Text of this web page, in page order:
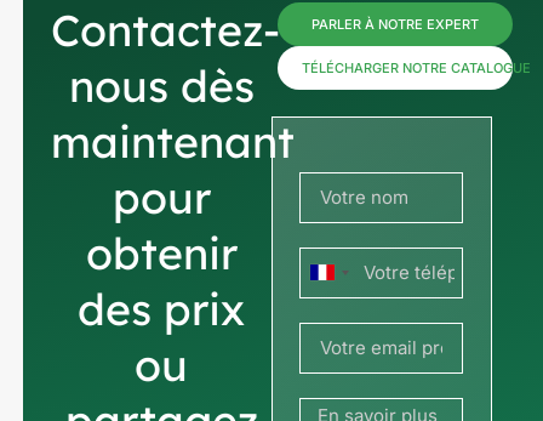
Contactez-
nous dès
maintenant
pour
obtenir
des prix
ou
PARLER À NOTRE EXPERT
TÉLÉCHARGER NOTRE CATALOGUE
France
+33